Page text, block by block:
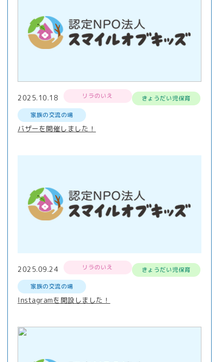
2025.10.18 リラのいえ
きょうだい児保育
家族の交流の場
バザーを開催しました！
2025.09.24 リラのいえ
きょうだい児保育
家族の交流の場
Instagramを開設しました！